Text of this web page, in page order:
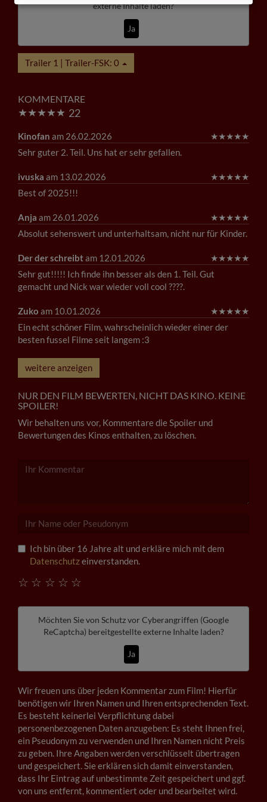
externe Inhalte laden?
Ja
Trailer 1 | Trailer-FSK: 0
KOMMENTARE
★★★★★ 22
Kinofan am 26.02.2026 ★★★★★
Sehr guter 2. Teil. Uns hat er sehr gefallen.
ivuska am 13.02.2026 ★★★★★
Best of 2025!!!
Anja am 26.01.2026 ★★★★★
Absolut sehenswert und unterhaltsam, nicht nur für Kinder.
Der der schreibtam 12.01.2026 ★★★★★
Sehr gut!!!!! Ich finde ihn besser als den 1. Teil. Gut
gemacht und Nick war wieder voll cool ????.
Zuko am 10.01.2026 ★★★★★
Ein echt schöner Film, wahrscheinlich wieder einer der
besten fussel Filme seit langem :3
weitere anzeigen
NUR DEN FILM BEWERTEN, NICHT DAS KINO. KEINE
SPOILER!
Wir behalten uns vor, Kommentare die Spoiler und
Bewertungen des Kinos enthalten, zu löschen.
Ich bin über 16 Jahre alt und erkläre mich mit dem
Datenschutzeinverstanden.
☆
☆
☆
☆
☆
Möchten Sie von Schutz vor Cyberangriffen (Google
ReCaptcha) bereitgestellte externe Inhalte laden?
Ja
Wir freuen uns über jeden Kommentar zum Film! Hierfür
benötigen wir Ihren Namen und Ihren entsprechenden Text.
Es besteht keinerlei Verpflichtung dabei
personenbezogenen Daten anzugeben: Es steht Ihnen frei,
ein Pseudonym zu verwenden und Ihren Namen nicht Preis
zu geben. Ihre Angaben werden verschlüsselt übertragen
und gespeichert. Sie erklären sich damit einverstanden,
dass Ihr Eintrag auf unbestimmte Zeit gespeichert und ggf.
von uns entfernt, kommentiert oder und bearbeitet wird.